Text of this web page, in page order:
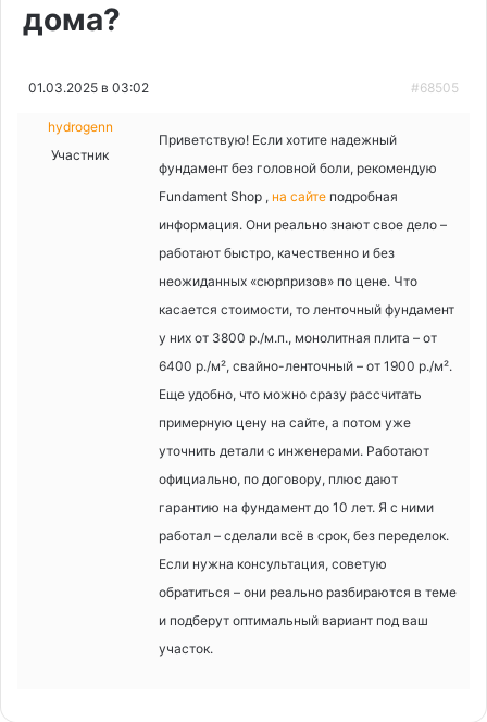
дома?
01.03.2025 в 03:02 #68505
hydrogenn
Участник
Приветствую! Если хотите надежный
фундамент без головной боли, рекомендую
Fundament Shop , на сайте подробная
информация. Они реально знают свое дело –
работают быстро, качественно и без
неожиданных «сюрпризов» по цене. Что
касается стоимости, то ленточный фундамент
у них от 3800 р./м.п., монолитная плита – от
6400 р./м², свайно-ленточный – от 1900 р./м².
Еще удобно, что можно сразу рассчитать
примерную цену на сайте, а потом уже
уточнить детали с инженерами. Работают
официально, по договору, плюс дают
гарантию на фундамент до 10 лет. Я с ними
работал – сделали всё в срок, без переделок.
Если нужна консультация, советую
обратиться – они реально разбираются в теме
и подберут оптимальный вариант под ваш
участок.